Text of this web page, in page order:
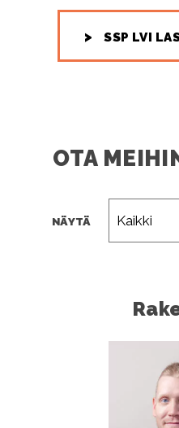
SSP LVI
OTA
NÄYTÄ